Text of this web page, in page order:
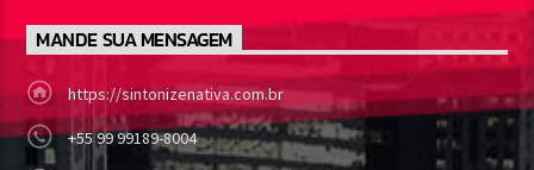
MANDE SUA MENSAGEM
https://sintonizenativa.com.br
+55 99 99189-8004